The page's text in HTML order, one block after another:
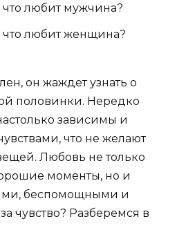
что любит мужчина?
что любит женщина?
он жаждет узнать о
половинки. Нередко
зависимы и
что не желают
Любовь не только
моменты, но и
беспомощными и
чувство? Разберемся в